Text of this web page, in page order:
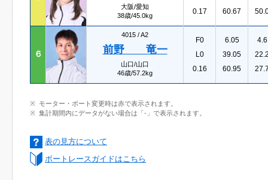
大阪/愛知
38歳/45.0kg
0.17
60.67
６
4015 /A2
前野 竜一
山口/山口
46歳/57.2kg
F0
L0
0.16
6.05
39.05
60.95
モーター・ボート変更時は赤で表示されます。
集計期間内にデータがない場合は「-」で表示されます。
表の見方について
ボートレースガイドはこちら